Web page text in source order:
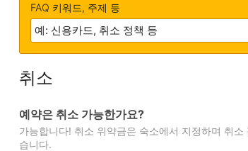
FAQ 키워드, 주제 등
취소
예약은 취소 가능한가요?
가능합니다! 취소 위약금은 숙소에서 지정하며 취
습니다.